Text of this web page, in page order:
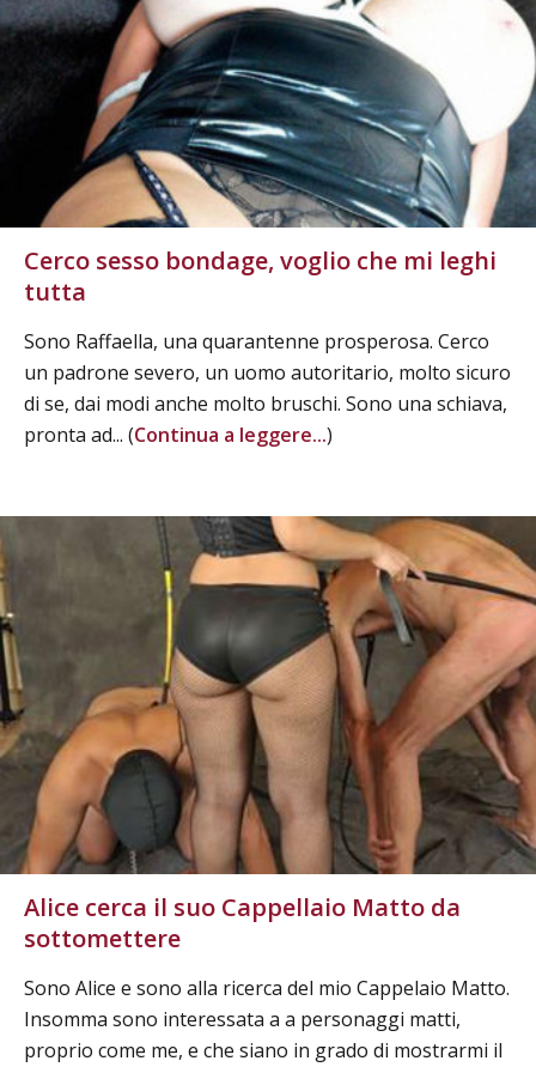
Cerco sesso bondage, voglio che mi leghi
tutta
Sono Raffaella, una quarantenne prosperosa. Cerco
un padrone severo, un uomo autoritario, molto sicuro
di se, dai modi anche molto bruschi. Sono una schiava,
pronta ad... (Continua a leggere...)
Alice cerca il suo Cappellaio Matto da
sottomettere
Sono Alice e sono alla ricerca del mio Cappelaio Matto.
Insomma sono interessata a a personaggi matti,
proprio come me, e che siano in grado di mostrarmi il